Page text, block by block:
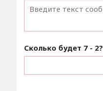
Сколько будет 7 - 2?